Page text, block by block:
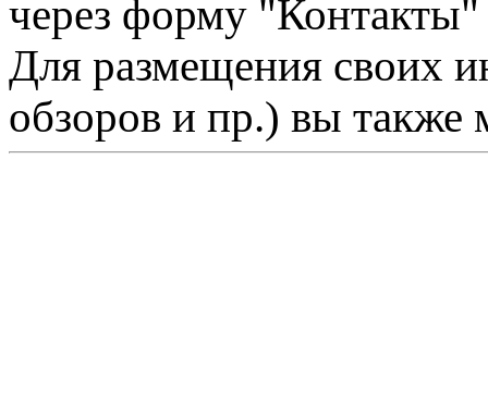
через форму "Контакты"
Для размещения своих
обзоров и пр.) вы также